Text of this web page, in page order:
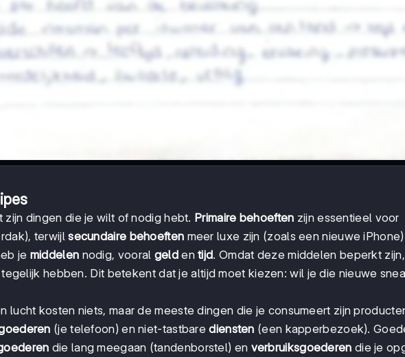
zijn dingen die je wilt of nodig hebt. Primaire behoeften zijn essentieel voor
terwijlsecundaire behoeften meer luxe zijn (zoals een nieuwe
je middelen nodig, vooral geldentijd. Omdat deze middelen beperkt
hebben. Dit betekent dat je altijd moet kiezen: wil je die nieuwe
lucht kosten niets, maar de meeste dingen die je consumeert zijn
(je telefoon) en niet-tastbarediensten (een kapperbezoek).
die lang meegaan (tandenborstel) en verbruiksgoederen die je